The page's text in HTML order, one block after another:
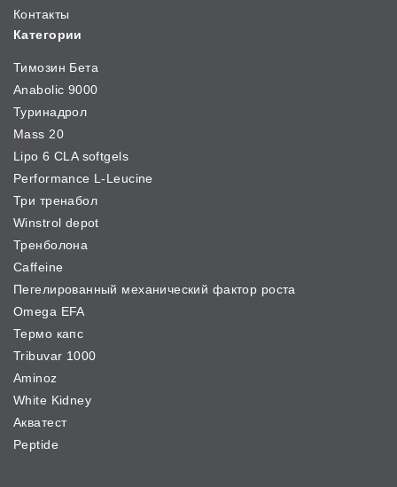
Контакты
Категории
Тимозин Бета
Anabolic 9000
Туринадрол
Mass 20
Lipo 6 CLA softgels
Performance L-Leucine
Три тренабол
Winstrol depot
Тренболона
Caffeine
Пегелированный механический фактор роста
Omega EFA
Термо капс
Tribuvar 1000
Aminoz
White Kidney
Акватест
Peptide